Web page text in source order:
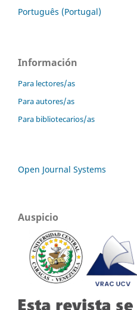
Português (Portugal)
Información
Para lectores/as
Para autores/as
Para bibliotecarios/as
Open Journal Systems
Auspicio